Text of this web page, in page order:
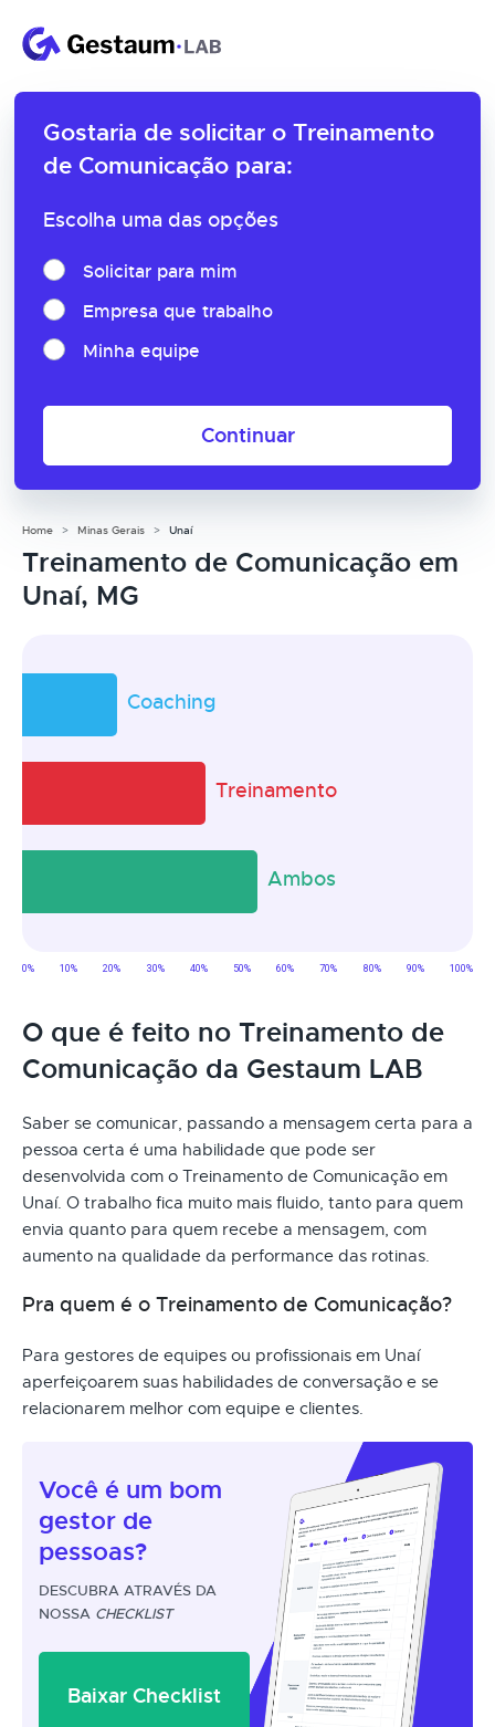
Gostaria de solicitar o Treinamento
de Comunicação para:
Escolha uma das opções
Solicitar para mim
Empresa que trabalho
Minha equipe
Continuar
Home Minas Gerais Unaí
Treinamento de Comunicação em
Unaí, MG
O que é feito no Treinamento de
Comunicação da Gestaum LAB
Saber se comunicar, passando a mensagem certa para a
pessoa certa é uma habilidade que pode ser
desenvolvida com o Treinamento de Comunicação em
Unaí. O trabalho fica muito mais fluido, tanto para quem
envia quanto para quem recebe a mensagem, com
aumento na qualidade da performance das rotinas.
Pra quem é o Treinamento de Comunicação?
Para gestores de equipes ou profissionais em Unaí
aperfeiçoarem suas habilidades de conversação e se
relacionarem melhor com equipe e clientes.
Você é um bom
gestor de
pessoas?
DESCUBRA ATRAVÉS DA
NOSSA CHECKLIST
Baixar Checklist